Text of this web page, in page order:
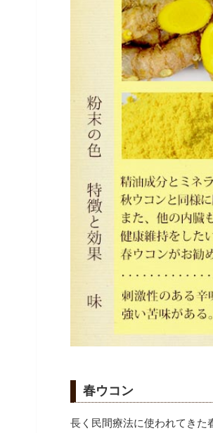
春ウコン
長く民間療法に使われてきた